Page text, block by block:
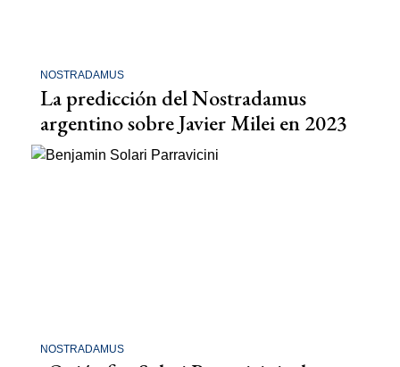
NOSTRADAMUS
La predicción del Nostradamus
argentino sobre Javier Milei en 2023
NOSTRADAMUS